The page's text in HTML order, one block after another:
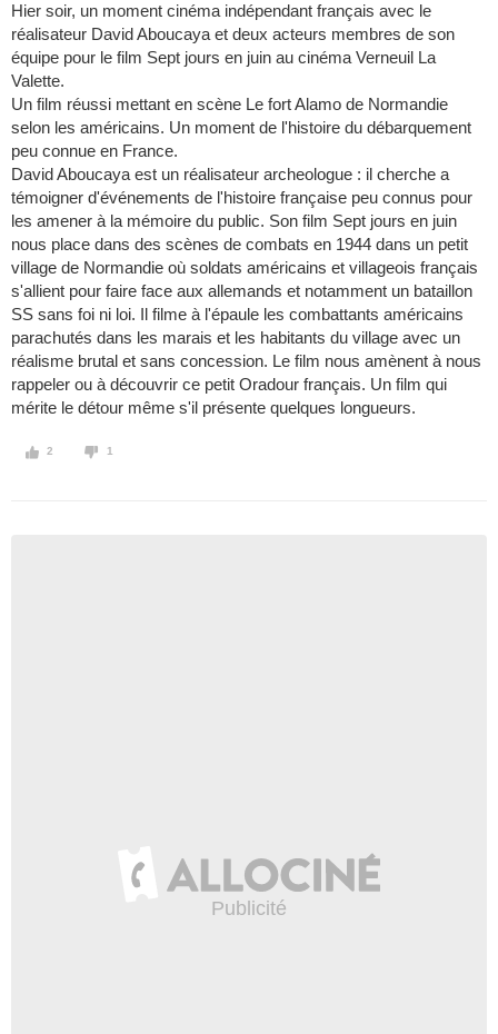
Hier soir, un moment cinéma indépendant français avec le
réalisateur David Aboucaya et deux acteurs membres de son
équipe pour le film Sept jours en juin au cinéma Verneuil La
Valette.
Un film réussi mettant en scène Le fort Alamo de Normandie
selon les américains. Un moment de l'histoire du débarquement
peu connue en France.
David Aboucaya est un réalisateur archeologue : il cherche a
témoigner d'événements de l'histoire française peu connus pour
les amener à la mémoire du public. Son film Sept jours en juin
nous place dans des scènes de combats en 1944 dans un petit
village de Normandie où soldats américains et villageois français
s'allient pour faire face aux allemands et notamment un bataillon
SS sans foi ni loi. Il filme à l'épaule les combattants américains
parachutés dans les marais et les habitants du village avec un
réalisme brutal et sans concession. Le film nous amènent à nous
rappeler ou à découvrir ce petit Oradour français. Un film qui
mérite le détour même s'il présente quelques longueurs.
2 1